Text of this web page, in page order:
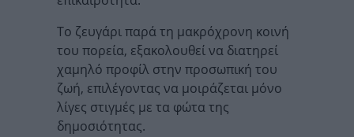
Το ζευγάρι παρά τη μακρόχρονη κοινή
του πορεία, εξακολουθεί να διατηρεί
χαμηλό προφίλ στην προσωπική του
ζωή, επιλέγοντας να μοιράζεται μόνο
λίγες στιγμές με τα φώτα της
δημοσιότητας.